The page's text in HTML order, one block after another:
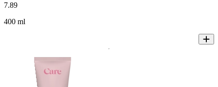
7.89
400 ml